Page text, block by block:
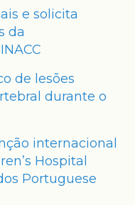
e solicita
da
de lesões
durante o
internacional
Hospital
Portuguese